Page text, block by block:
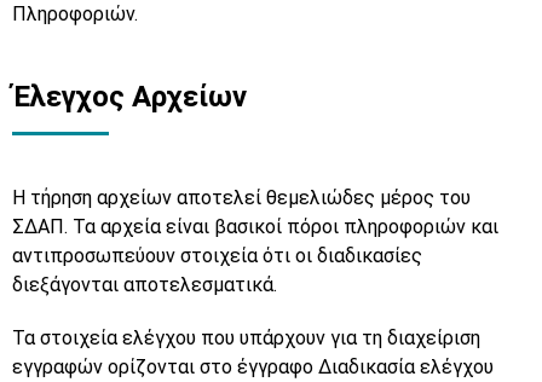
Πληροφοριών.
Έλεγχος Αρχείων
Η τήρηση αρχείων αποτελεί θεμελιώδες μέρος του
ΣΔΑΠ. Τα αρχεία είναι βασικοί πόροι πληροφοριών και
αντιπροσωπεύουν στοιχεία ότι οι διαδικασίες
διεξάγονται αποτελεσματικά.
Τα στοιχεία ελέγχου που υπάρχουν για τη διαχείριση
εγγραφών ορίζονται στο έγγραφο Διαδικασία ελέγχου